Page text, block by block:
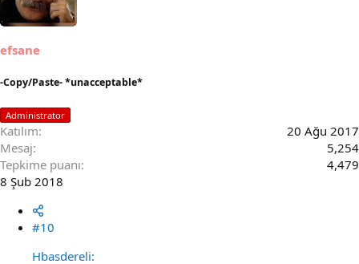
efsane
-Copy/Paste- *unacceptable*
Administrator
Katılım
20 Ağu 2017
Mesaj
5,254
Tepkime puanı
4,479
8 Şub 2018
#10
Hbasdereli: